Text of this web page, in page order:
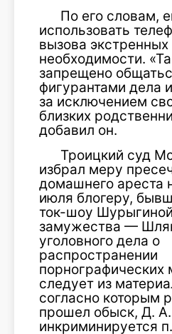
По его словам,
использовать
вызова
необходимости.
запрещено
фигурантами дела
за исключением
близких
добавил он.
Троицкий суд
избрал меру
домашнего ареста
июля блогеру,
ток-шоу
замужества —
уголовного дела о
распространении
порнографических
следует из
согласно которым
прошел обыск, Д.
инкриминируется